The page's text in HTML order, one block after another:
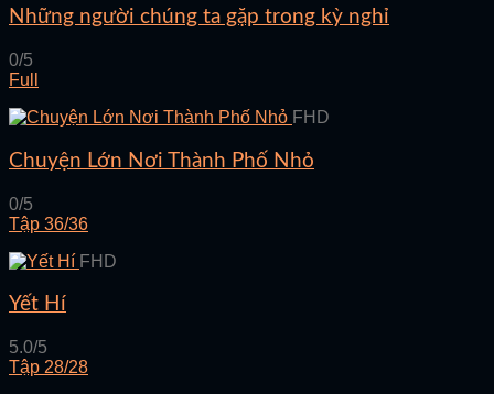
Những người chúng ta gặp trong kỳ nghỉ
0/5
Full
FHD
Chuyện Lớn Nơi Thành Phố Nhỏ
0/5
Tập 36/36
FHD
Yết Hí
5.0/5
Tập 28/28